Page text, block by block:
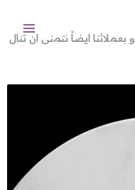
ايضاً نتمنى ان تنال